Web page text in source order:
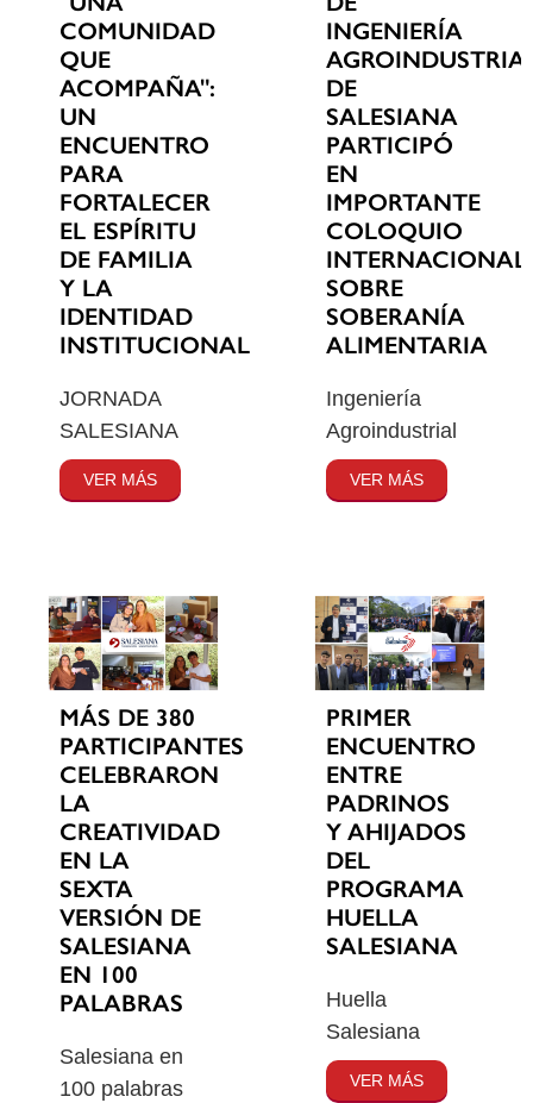
COMUNIDAD
QUE
ACOMPAÑA":
UN
ENCUENTRO
PARA
FORTALECER
EL ESPÍRITU
DE FAMILIA
Y LA
IDENTIDAD
INSTITUCIONAL
JORNADA
SALESIANA
VER MÁS
INGENIERÍA
DE
SALESIANA
PARTICIPÓ
EN
IMPORTANTE
COLOQUIO
INTERNACIONAL
SOBRE
SOBERANÍA
ALIMENTARIA
Ingeniería
Agroindustrial
VER MÁS
MÁS DE 380
PARTICIPANTES
CELEBRARON
LA
CREATIVIDAD
EN LA
SEXTA
VERSIÓN DE
SALESIANA
EN 100
PALABRAS
Salesiana en
100 palabras
PRIMER
ENCUENTRO
ENTRE
PADRINOS
Y AHIJADOS
DEL
PROGRAMA
HUELLA
SALESIANA
Huella
Salesiana
VER MÁS